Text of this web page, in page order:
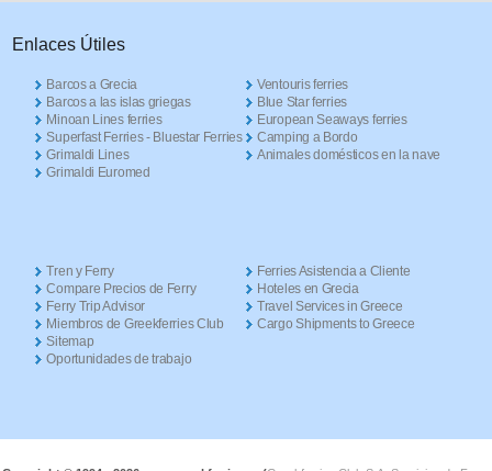
Enlaces Útiles
Barcos a Grecia
Barcos a las islas griegas
Minoan Lines ferries
Superfast Ferries - Bluestar Ferries
Grimaldi Lines
Grimaldi Euromed
Ventouris ferries
Blue Star ferries
European Seaways ferries
Camping a Bordo
Animales domésticos en la nave
Tren y Ferry
Compare Precios de Ferry
Ferry Trip Advisor
Miembros de Greekferries Club
Sitemap
Oportunidades de trabajo
Ferries Asistencia a Cliente
Hoteles en Grecia
Travel Services in Greece
Cargo Shipments to Greece